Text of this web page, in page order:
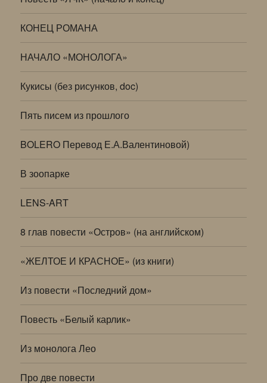
КОНЕЦ РОМАНА
НАЧАЛО «МОНОЛОГА»
Кукисы (без рисунков, doc)
Пять писем из прошлого
BOLERO Перевод Е.А.Валентиновой)
В зоопарке
LENS-ART
8 глав повести «Остров» (на английском)
«ЖЕЛТОЕ И КРАСНОЕ» (из книги)
Из повести «Последний дом»
Повесть «Белый карлик»
Из монолога Лео
Про две повести